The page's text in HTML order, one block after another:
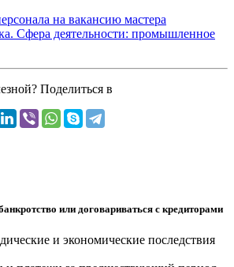
на вакансию мастера
Сфера деятельности: промышленное
Поделиться в
или договариваться с кредиторами
и экономические последствия